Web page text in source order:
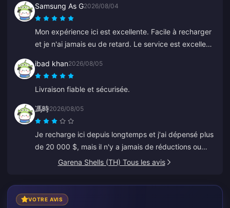
Samsung As G2026/08/04
Mon expérience ici est excellente. Facile à recharger
et je n'ai jamais eu de retard. Le service est excellent.
ibad khan2026/08/05
Livraison fiable et sécurisée.
馮時2026/08/05
Je recharge ici depuis longtemps et j'ai dépensé plus
de 20 000 $, mais il n'y a jamais de réductions ou
d'offres spéciales. D'autres plateformes proposent
voir aucune récompense pour les clients fidèles.
Garena Shells (TH) Tous les avis
VOTRE AVIS